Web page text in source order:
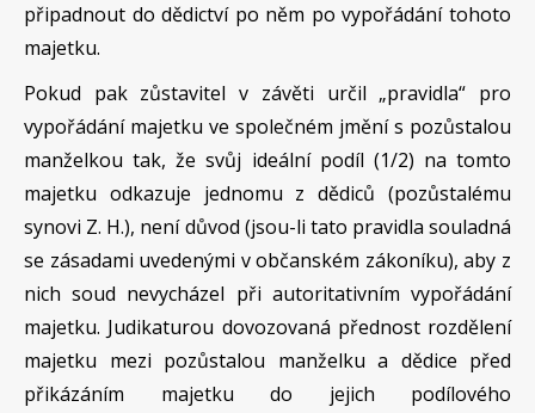
připadnout do dědictví po něm po vypořádání tohoto
majetku.
Pokud pak zůstavitel v závěti určil „pravidla“ pro
vypořádání majetku ve společném jmění s pozůstalou
manželkou tak, že svůj ideální podíl (1/2) na tomto
majetku odkazuje jednomu z dědiců (pozůstalému
synovi Z. H.), není důvod (jsou-li tato pravidla souladná
se zásadami uvedenými v občanském zákoníku), aby z
nich soud nevycházel při autoritativním vypořádání
majetku. Judikaturou dovozovaná přednost rozdělení
majetku mezi pozůstalou manželku a dědice před
přikázáním majetku do jejich podílového